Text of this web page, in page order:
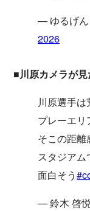
— ゆるげん
2026
■川原カメラが
川原選手
プレーエリ
そこの距離
スタジアム
面白そう
— 鈴木 啓